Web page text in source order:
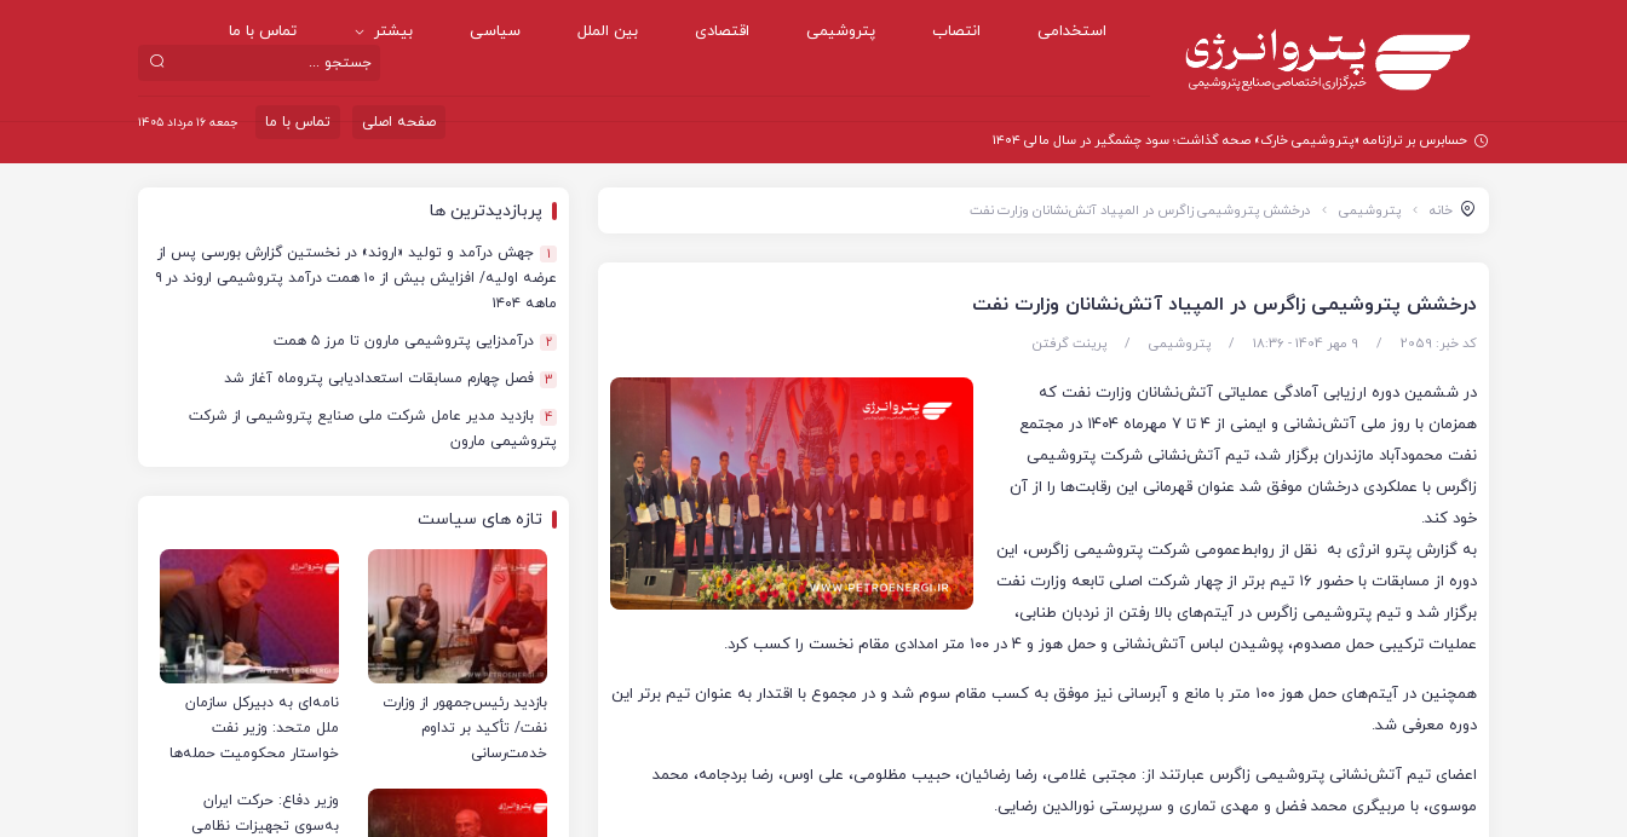
استخدامی انتصاب پتروشیمی اقتصادی بین الملل سیاسی بیشتر تماس با ما
جمعه ۱۶ مرداد ۱۴۰۵ تماس با ما
صفحه اصلی
حسابرس بر ترازنامه «پتروشیمی خارک» صحه گذاشت؛ سود چشمگیر در سال مالی ۱۴۰۴
خانه پتروشیمی درخشش پتروشیمی زاگرس در المپیاد آتش‌نشانان وزارت نفت
درخشش پتروشیمی زاگرس در المپیاد آتش‌نشانان وزارت نفت
کد خبر: 2059 / 9 مهر 1404 - ۱۸:۳۶ / پتروشیمی / پرینت گرفتن
در ششمین دوره ارزیابی آمادگی عملیاتی آتش‌نشانان وزارت نفت که
همزمان با روز ملی آتش‌نشانی و ایمنی از ۴ تا ۷ مهرماه ۱۴۰۴ در مجتمع
نفت محمودآباد مازندران برگزار شد، تیم آتش‌نشانی شرکت پتروشیمی
زاگرس با عملکردی درخشان موفق شد عنوان قهرمانی این رقابت‌ها را از آن
خود کند.
به گزارش پترو انرژی به نقل از روابط‌عمومی شرکت پتروشیمی زاگرس، این
دوره از مسابقات با حضور ۱۶ تیم برتر از چهار شرکت اصلی تابعه وزارت نفت
برگزار شد و تیم پتروشیمی زاگرس در آیتم‌های بالا رفتن از نردبان طنابی،
عملیات ترکیبی حمل مصدوم، پوشیدن لباس آتش‌نشانی و حمل هوز و ۴ در ۱۰۰ متر امدادی مقام نخست را کسب کرد.
همچنین در آیتم‌های حمل هوز ۱۰۰ متر با مانع و آبرسانی نیز موفق به کسب مقام سوم شد و در مجموع با اقتدار به عنوان تیم برتر این
دوره معرفی شد.
اعضای تیم آتش‌نشانی پتروشیمی زاگرس عبارتند از: مجتبی غلامی، رضا رضائیان، حبیب مظلومی، علی اوس، رضا بردجامه، محمد
موسوی، با مربیگری محمد فضل و مهدی تماری و سرپرستی نورالدین رضایی.
پربازدیدترین ها
1
جهش درآمد و تولید «اروند» در نخستین گزارش بورسی پس از
عرضه اولیه/ افزایش بیش از ۱۰ همت درآمد پتروشیمی اروند در ۹
ماهه ۱۴۰۴
2 درآمدزایی پتروشیمی مارون تا مرز ۵ همت
3 فصل چهارم مسابقات استعدادیابی پتروماه آغاز شد
4 بازدید مدیر عامل شرکت ملی صنایع پتروشیمی از شرکت
پتروشیمی مارون
تازه های سیاست
بازدید رئیس‌جمهور از وزارت
نفت/ تأکید بر تداوم
خدمت‌رسانی
نامه‌ای به دبیرکل سازمان
ملل متحد: وزیر نفت
خواستار محکومیت حمله‌ها
ایران شد
وزیر دفاع: حرکت ایران
به‌سوی تجهیزات نظامی